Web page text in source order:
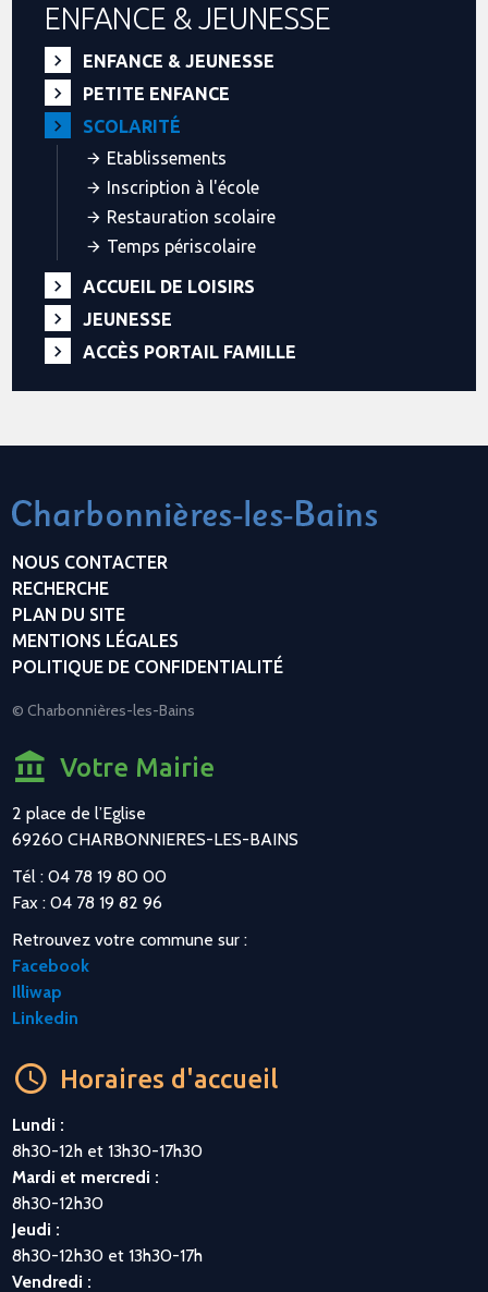
ENFANCE & JEUNESSE
ENFANCE & JEUNESSE
PETITE ENFANCE
SCOLARITÉ
Etablissements
Inscription à l'école
Restauration scolaire
Temps périscolaire
ACCUEIL DE LOISIRS
JEUNESSE
ACCÈS PORTAIL FAMILLE
NOUS CONTACTER
RECHERCHE
PLAN DU SITE
MENTIONS LÉGALES
POLITIQUE DE CONFIDENTIALITÉ
© Charbonnières-les-Bains
Votre Mairie
2 place de l’Eglise
69260 CHARBONNIERES-LES-BAINS
Tél : 04 78 19 80 00
Fax : 04 78 19 82 96
Retrouvez votre commune sur :
Facebook
Illiwap
Linkedin
Horaires d'accueil
Lundi :
8h30-12h et 13h30-17h30
Mardi et mercredi :
8h30-12h30
Jeudi :
8h30-12h30 et 13h30-17h
Vendredi :